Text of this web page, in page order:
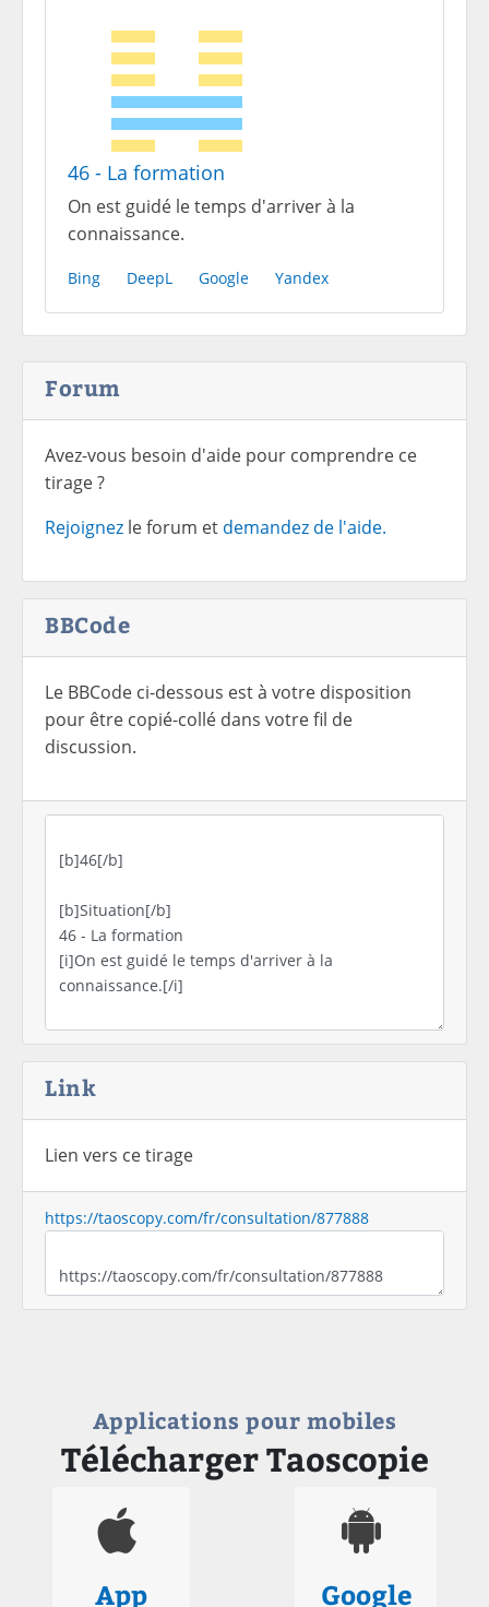
46 - La formation
On est guidé le temps d'arriver à la
connaissance.
Bing DeepL Google Yandex
Forum
Avez-vous besoin d'aide pour comprendre ce
tirage ?
Rejoignez le forum et demandez de l'aide.
BBCode
Le BBCode ci-dessous est à votre disposition
pour être copié-collé dans votre fil de
discussion.
Link
Lien vers ce tirage
https://taoscopy.com/fr/consultation/877888
Applications pour mobiles
Télécharger Taoscopie
App Google